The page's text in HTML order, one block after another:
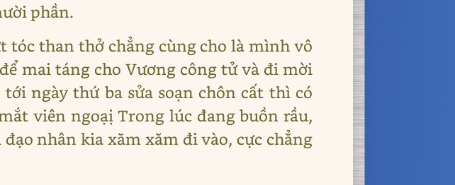
phần.
tóc than thở chẳng cùng cho là mình vô
mai táng cho Vương công tử và đi mời
ngày thứ ba sửa soạn chôn cất thì có
viên ngoạị Trong lúc đang buồn rầu,
nhân kia xăm xăm đi vào, cực chẳng